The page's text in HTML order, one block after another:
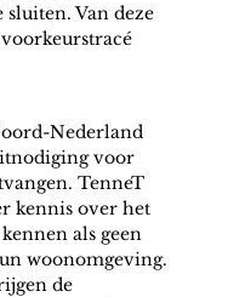
Van deze
Nederland
voor
TenneT
kennis over het
als geen
woonomgeving.
de